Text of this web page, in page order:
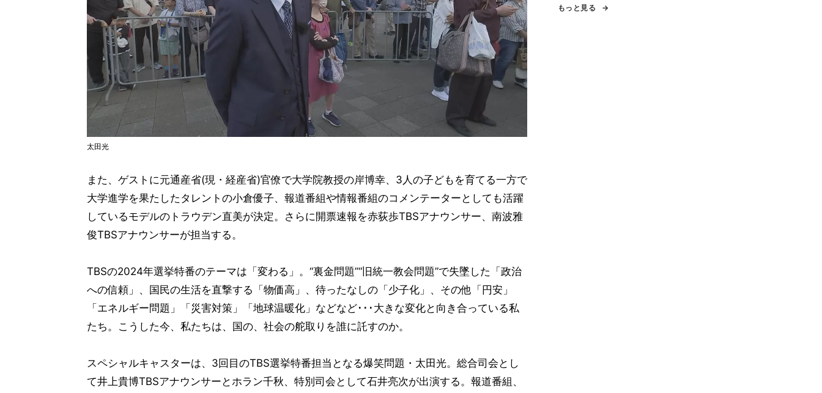
太田光
また、ゲストに元通産省(現・経産省)官僚で大学院教授の岸博幸、3人の子どもを育てる一方で
大学進学を果たしたタレントの小倉優子、報道番組や情報番組のコメンテーターとしても活躍
しているモデルのトラウデン直美が決定。さらに開票速報を赤荻歩TBSアナウンサー、南波雅
俊TBSアナウンサーが担当する。
TBSの2024年選挙特番のテーマは「変わる」。“裏金問題”“旧統一教会問題”で失墜した「政治
への信頼」、国民の生活を直撃する「物価高」、待ったなしの「少子化」、その他「円安」
「エネルギー問題」「災害対策」「地球温暖化」などなど･･･大きな変化と向き合っている私
たち。こうした今、私たちは、国の、社会の舵取りを誰に託すのか。
スペシャルキャスターは、3回目のTBS選挙特番担当となる爆笑問題・太田光。総合司会とし
て井上貴博TBSアナウンサーとホラン千秋、特別司会として石井亮次が出演する。報道番組、
もっと見る